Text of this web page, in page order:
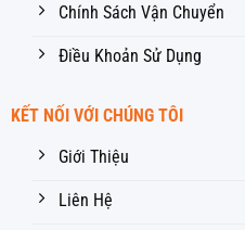
Chính Sách Vận Chuyển
Điều Khoản Sử Dụng
KẾT NỐI VỚI CHÚNG TÔI
Giới Thiệu
Liên Hệ